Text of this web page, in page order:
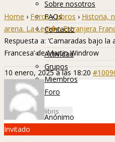
Sobre nosotros
FAQs
Contacto
Hislibreños
Actividad
Grupos
Miembros
Foro
Home › Foros › Libros › Historia,
arena. La Legi�n Extranjera
Respuesta a: ‘Camaradas bajo
Francesa’ de Martin Windrow
10 enero, 2025 a las 18:20
Anónimo
Invitado